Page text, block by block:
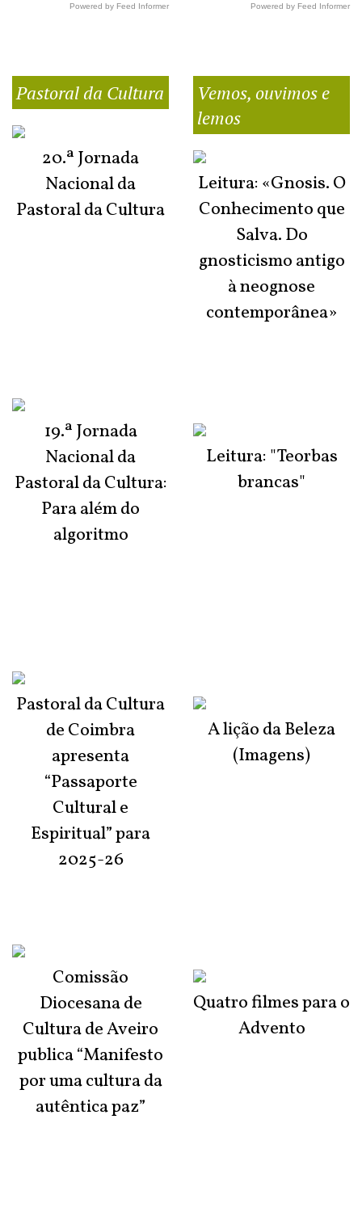
Powered by Feed Informer Powered by Feed Informer
Pastoral da Cultura
20.ª Jornada
Nacional da
Pastoral da Cultura
19.ª Jornada
Nacional da
Pastoral da Cultura:
Para além do
algoritmo
Pastoral da Cultura
de Coimbra
apresenta
“Passaporte
Cultural e
Espiritual” para
2025-26
Comissão
Diocesana de
Cultura de Aveiro
publica “Manifesto
por uma cultura da
autêntica paz”
Vemos, ouvimos e
lemos
Leitura: «Gnosis. O
Conhecimento que
Salva. Do
gnosticismo antigo
à neognose
contemporânea»
Leitura: "Teorbas
brancas"
A lição da Beleza
(Imagens)
Quatro filmes para o
Advento